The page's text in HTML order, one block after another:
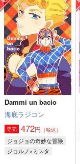
もえきゅんめいどラッ
キーボーイ
よしよしだっこ
550円（税込）
ジョルノ×ミスタ
サンプル
作品詳細
Dammi un bacio
海底ラジコン
専売 472円 （税込）
ジョジョの奇妙な冒険
ジョルノ×ミスタ